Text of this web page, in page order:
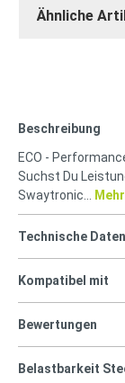
Ähnliche
Beschreibung
ECO -
Suchst Du
Swaytronic…
Mehr
Technische Daten
Kompatibel mit
Bewertungen
Belastbarkeit